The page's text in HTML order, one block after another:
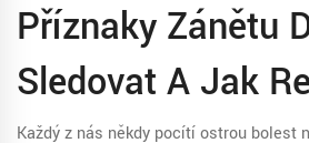
Příznaky Zánětu
Sledovat A Jak
Každý z nás někdy pocítí ostrou bolest